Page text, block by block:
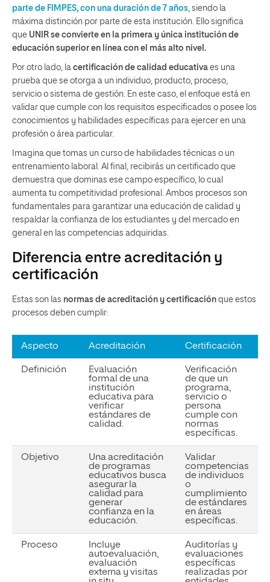
parte de FIMPES, con una duración de 7 años , siendo la
máxima distinción por parte de esta institución. Ello significa
que UNIR se convierte en la primera y única institución de
educación superior en línea con el más alto nivel.
Por otro lado, la certificación de calidad educativa es una
prueba que se otorga a un individuo, producto, proceso,
servicio o sistema de gestión. En este caso, el enfoque está en
validar que cumple con los requisitos especificados o posee los
conocimientos y habilidades específicas para ejercer en una
profesión o área particular.
Imagina que tomas un curso de habilidades técnicas o un
entrenamiento laboral. Al final, recibirás un certificado que
demuestra que dominas ese campo específico, lo cual
aumenta tu competitividad profesional. Ambos procesos son
fundamentales para garantizar una educación de calidad y
respaldar la confianza de los estudiantes y del mercado en
general en las competencias adquiridas.
Diferencia entre acreditación y
certificación
Estas son las normas de acreditación y certificación que estos
procesos deben cumplir:
Aspecto Acreditación Certificación
Definición
Evaluación
formal de una
institución
educativa para
verificar
estándares de
calidad.
Verificación
de que un
programa,
servicio o
persona
cumple con
normas
específicas.
Objetivo
Una acreditación
de programas
educativos busca
asegurar la
calidad para
generar
confianza en la
educación.
Validar
competencias
de individuos
o
cumplimiento
de estándares
en áreas
específicas.
Proceso
Incluye
autoevaluación,
evaluación
externa y visitas
Auditorías y
evaluaciones
específicas
realizadas por